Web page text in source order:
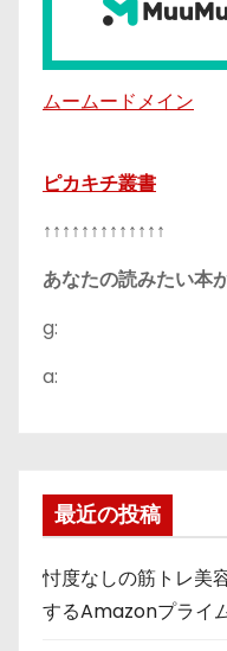
ムームードメイン
ピカキチ叢書
↑↑↑↑↑↑↑↑↑↑↑↑↑
あなたの読みたい本
g:
a:
最近の投稿
忖度なしの筋トレ美
するAmazonプライ